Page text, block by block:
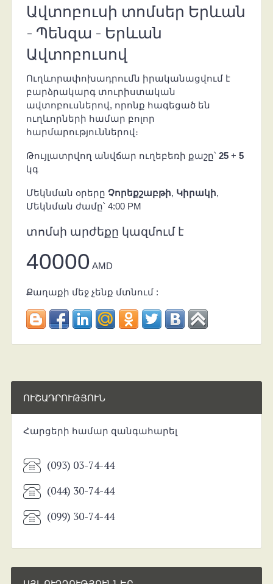
Ավտոբուսի տոմսեր Երևան
- Պենզա - Երևան
Ավտոբուսով
Ուղևորափոխադրումն իրականացվում է
բարձրակարգ տուրիստական
ավտոբուսներով, որոնք հագեցած են
ուղևորների համար բոլոր
հարմարություններով։
Թույլատրվող անվճար ուղեբեռի քաշը՝ 25+ 5
կգ
Մեկնման օրերը Չորեքշաբթի, Կիրակի,
Մեկնման ժամը՝ 4:00 PM
տոմսի արժեքը կազմում է
40000 AMD
Քաղաքի մեջ չենք մտնում :
ՈՒՇԱԴՐՈՒԹՅՈՒՆ
Հարցերի համար զանգահարել
(093) 03-74-44
(044) 30-74-44
(099) 30-74-44